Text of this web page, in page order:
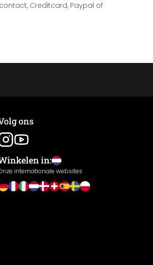
Creditcard, Paypal of
ons
in:
internationale websites